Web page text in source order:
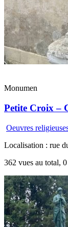
Monumen
Petite Croix –
Oeuvres
Localisation : rue
362 vues au total,